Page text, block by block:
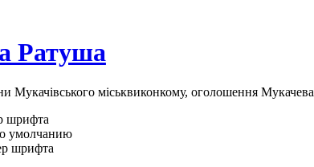
Ратуша
міськвиконкому, оголошення Мукачева